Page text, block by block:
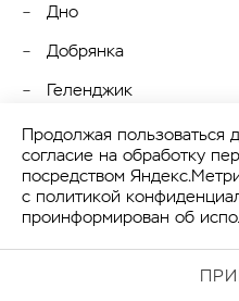
Дно
Добрянка
Геленджик
Гусиноозёрск
Дагестанские Огни
Дивногорск
Домодедово
Продолжая пользоваться
согласие на обработку
посредством
с политикой
проинформирован об